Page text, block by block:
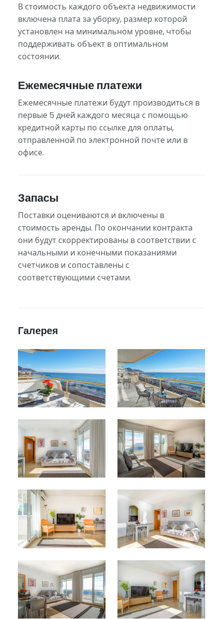
В стоимость каждого объекта недвижимости
включена плата за уборку, размер которой
установлен на минимальном уровне, чтобы
поддерживать объект в оптимальном
состоянии.
Ежемесячные платежи
Ежемесячные платежи будут производиться в
первые 5 дней каждого месяца с помощью
кредитной карты по ссылке для оплаты,
отправленной по электронной почте или в
офисе.
Запасы
Поставки оцениваются и включены в
стоимость аренды. По окончании контракта
они будут скорректированы в соответствии с
начальными и конечными показаниями
счетчиков и сопоставлены с
соответствующими счетами.
Галерея